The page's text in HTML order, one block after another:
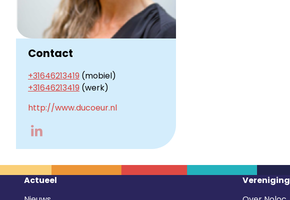
Contact
+31646213419 (mobiel)
+31646213419 (werk)
http://www.ducoeur.nl
Footer
Actueel
Vereniging